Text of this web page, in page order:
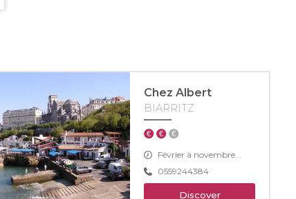
Chez Albert
BIARRITZ
Février à novembre...
0559244384
Discover